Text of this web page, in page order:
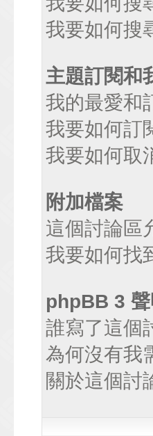
我要如何搜
主題訂閱和
我的最愛和
我要如何訂
我要如何取
附加檔案
這個討論區
我要如何找
phpBB 3 聲
誰寫了這個
為何沒有我
關於這個討